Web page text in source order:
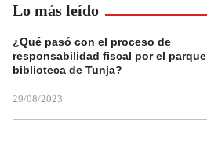
Lo más leído
¿Qué pasó con el proceso de
responsabilidad fiscal por el parque
biblioteca de Tunja?
29/08/2023